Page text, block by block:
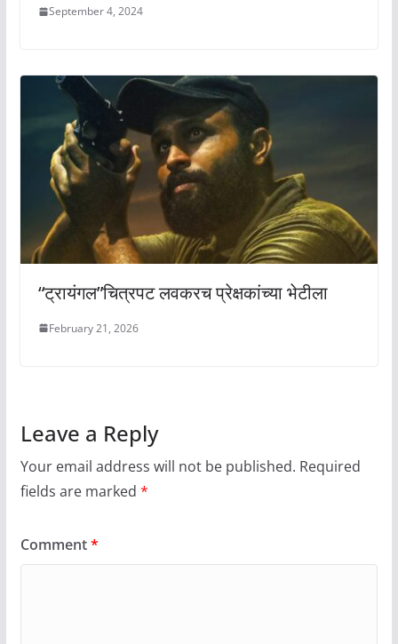
September 4, 2024
“ट्रायंगल”चित्रपट लवकरच प्रेक्षकांच्या भेटीला
February 21, 2026
Leave a Reply
Your email address will not be published. Required
fields are marked *
Comment*